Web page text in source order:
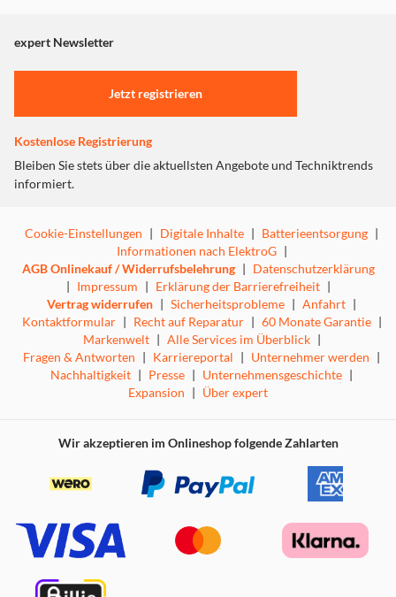
"Marketing".
Einstellungen anpassen
expert Newsletter
Jetzt registrieren
Kostenlose Registrierung
Bleiben Sie stets über die aktuellsten Angebote und Techniktrends
informiert.
Cookie-Einstellungen | Digitale Inhalte | Batterieentsorgung |
Informationen nach ElektroG |
AGB Onlinekauf / Widerrufsbelehrung | Datenschutzerklärung
| Impressum | Erklärung der Barrierefreiheit |
Vertrag widerrufen | Sicherheitsprobleme | Anfahrt |
Kontaktformular | Recht auf Reparatur | 60 Monate Garantie |
Markenwelt | Alle Services im Überblick |
Fragen & Antworten | Karriereportal | Unternehmer werden |
Nachhaltigkeit | Presse | Unternehmensgeschichte |
Expansion | Über expert
Wir akzeptieren im Onlineshop folgende Zahlarten